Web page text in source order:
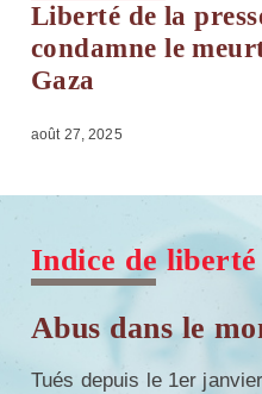
Liberté de la
condamne le
Gaza
août 27, 2025
Indice de liberté
Abus dans le
Tués depuis le 1er